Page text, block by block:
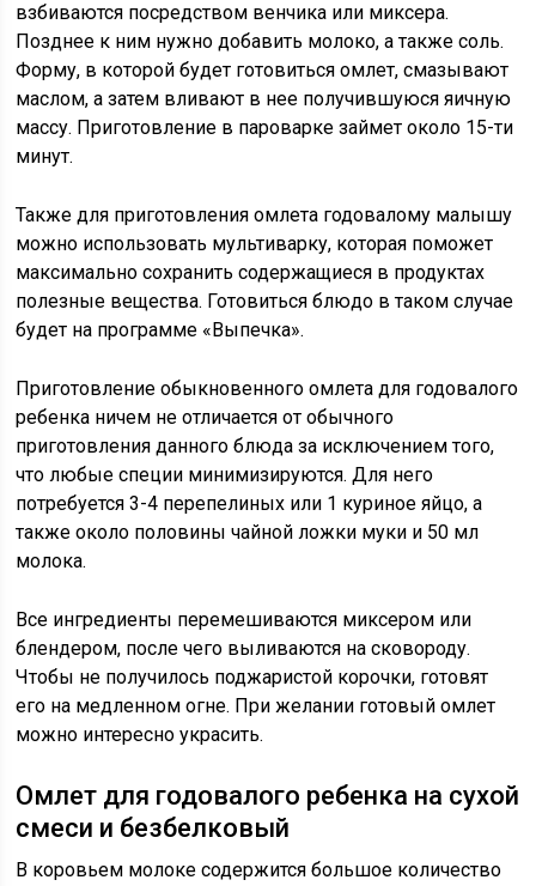
взбиваются посредством венчика или миксера.
Позднее к ним нужно добавить молоко, а также соль.
Форму, в которой будет готовиться омлет, смазывают
маслом, а затем вливают в нее получившуюся яичную
массу. Приготовление в пароварке займет около 15-ти
минут.
Также для приготовления омлета годовалому малышу
можно использовать мультиварку, которая поможет
максимально сохранить содержащиеся в продуктах
полезные вещества. Готовиться блюдо в таком случае
будет на программе «Выпечка».
Приготовление обыкновенного омлета для годовалого
ребенка ничем не отличается от обычного
приготовления данного блюда за исключением того,
что любые специи минимизируются. Для него
потребуется 3-4 перепелиных или 1 куриное яйцо, а
также около половины чайной ложки муки и 50 мл
молока.
Все ингредиенты перемешиваются миксером или
блендером, после чего выливаются на сковороду.
Чтобы не получилось поджаристой корочки, готовят
его на медленном огне. При желании готовый омлет
можно интересно украсить.
Омлет для годовалого ребенка на сухой
смеси и безбелковый
В коровьем молоке содержится большое количество